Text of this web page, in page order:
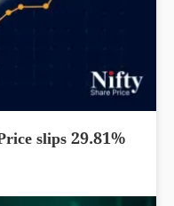
slips 29.81%